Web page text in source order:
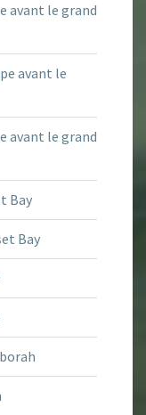
avant le grand
avant le
avant le grand
Bay
Bay